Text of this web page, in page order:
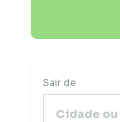
Sair de